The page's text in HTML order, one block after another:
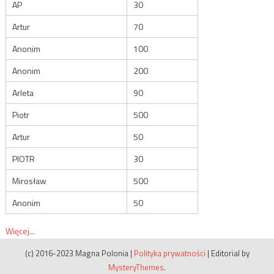
AP
30
Artur
70
Anonim
100
Anonim
200
Arleta
90
Piotr
500
Artur
50
PIOTR
30
Mirosław
500
Anonim
50
Więcej...
(c) 2016-2023 Magna Polonia | Polityka prywatności | Editorial by
MysteryThemes.